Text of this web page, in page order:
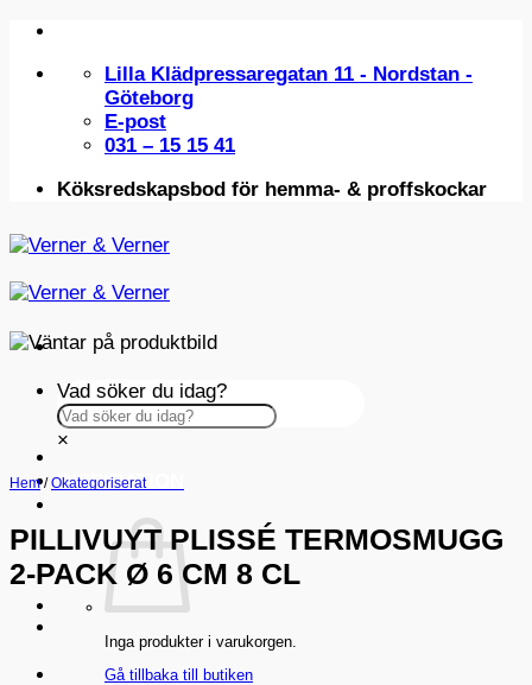
Skip
content
Lilla Klädpressaregatan 11 - Nordstan -
Göteborg
E-post
031 – 15 15 41
Köksredskapsbod för hemma- & proffskockar
Vad söker du idag?
×
INSPIRATION
Inga produkter i varukorgen.
Gå tillbaka till butiken
Hem / Okategoriserat
PILLIVUYT PLISSÉ TERMOSMUGG
2-PACK Ø 6 CM 8 CL